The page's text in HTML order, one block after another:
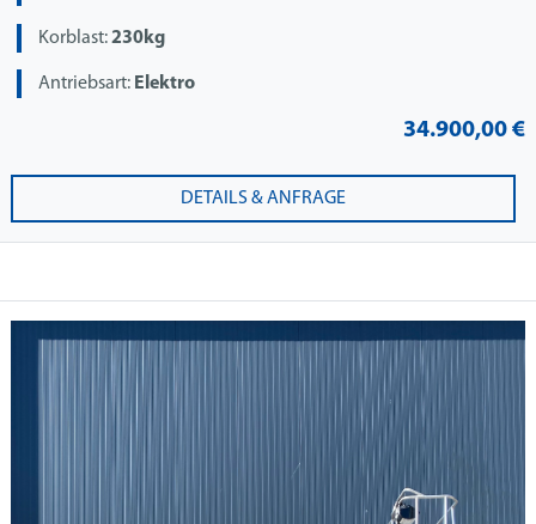
Korblast:230kg
Antriebsart: Elektro
34.900,00 €
DETAILS & ANFRAGE